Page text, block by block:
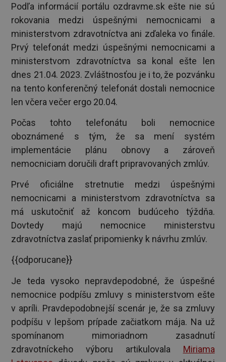
Podľa informácií portálu ozdravme.sk ešte nie sú
rokovania medzi úspešnými nemocnicami a
ministerstvom zdravotníctva ani zďaleka vo finále.
Prvý telefonát medzi úspešnými nemocnicami a
ministerstvom zdravotníctva sa konal ešte len
dnes 21.04. 2023. Zvláštnosťou je i to, že pozvánku
na tento konferenčný telefonát dostali nemocnice
len včera večer ergo 20.04.
Počas tohto telefonátu boli nemocnice
oboznámené s tým, že sa mení systém
implementácie plánu obnovy a zároveň
nemocniciam doručili draft pripravovaných zmlúv.
Prvé oficiálne stretnutie medzi úspešnými
nemocnicami a ministerstvom zdravotníctva sa
má uskutočniť až koncom budúceho týždňa.
Dovtedy majú nemocnice ministerstvu
zdravotníctva zaslať pripomienky k návrhu zmlúv.
{{odporucane}}
Je teda vysoko nepravdepodobné, že úspešné
nemocnice podpíšu zmluvy s ministerstvom ešte
v apríli. Pravdepodobnejší scenár je, že sa zmluvy
podpíšu v lepšom prípade začiatkom mája. Na už
spomínanom mimoriadnom zasadnutí
zdravotníckeho výboru artikulovala Miriama